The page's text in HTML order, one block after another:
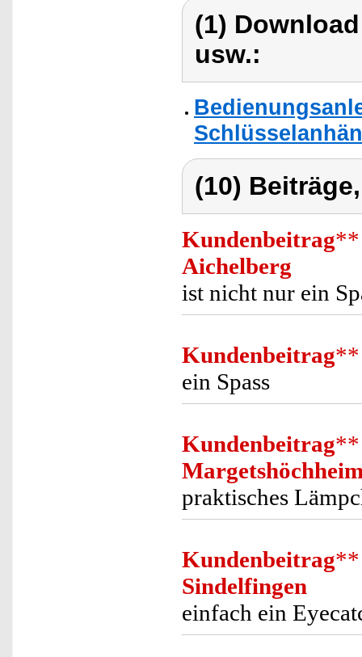
(1)
usw.:
(10)
Kundenbeitrag**
Aichelberg
ist nicht nur ein
Kundenbeitrag**
ein Spass
Kundenbeitrag**
praktisches
Kundenbeitrag**
Sindelfingen
einfach ein